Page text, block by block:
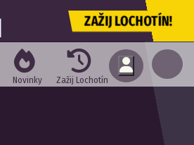
ZAŽIJ LOCHOTÍN!
Novinky Zažij Lochotín